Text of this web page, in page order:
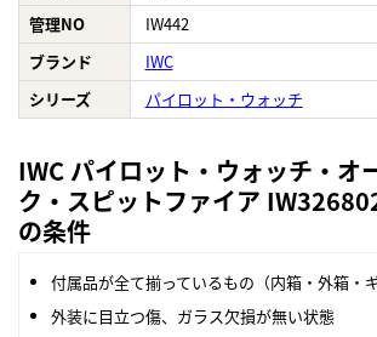
管理NO
IW442
ブランド
IWC
シリーズ
パイロット・ウォッチ
IWC パイロット・ウォッチ・オ
ク・スピットファイア
の条件
付属品が全て揃っているもの（内箱・外箱・
外装に目立つ傷、ガラス欠損が無い状態